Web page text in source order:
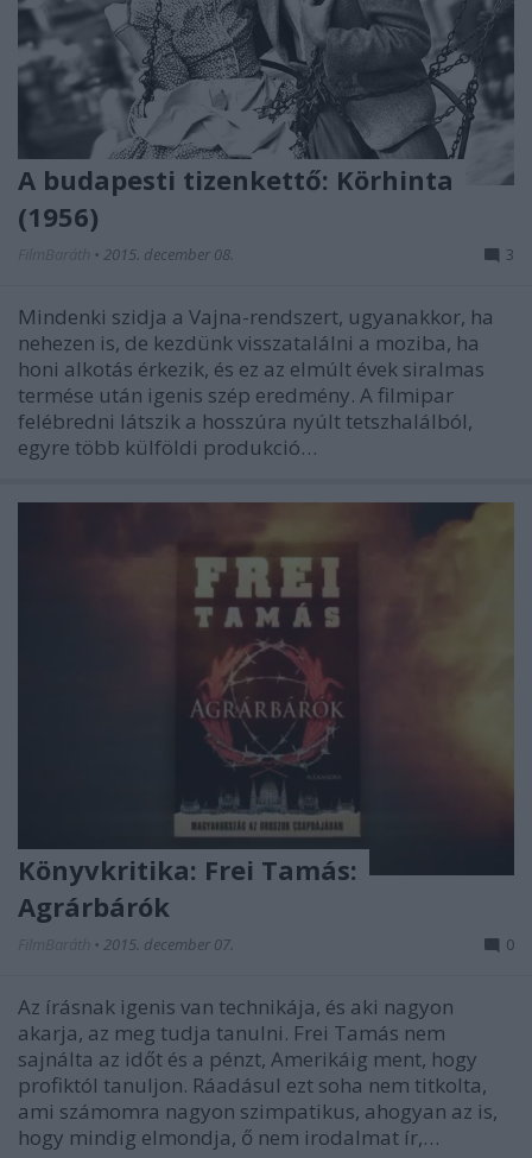
A budapesti tizenkettő: Körhinta
(1956)
• 2015. december 08. 3
Mindenki szidja a Vajna-rendszert, ugyanakkor, ha
nehezen is, de kezdünk visszatalálni a moziba, ha
honi alkotás érkezik, és ez az elmúlt évek siralmas
termése után igenis szép eredmény. A filmipar
felébredni látszik a hosszúra nyúlt tetszhalálból,
egyre több külföldi produkció…
Könyvkritika: Frei Tamás:
Agrárbárók
• 2015. december 07. 0
Az írásnak igenis van technikája, és aki nagyon
akarja, az meg tudja tanulni. Frei Tamás nem
sajnálta az időt és a pénzt, Amerikáig ment, hogy
profiktól tanuljon. Ráadásul ezt soha nem titkolta,
ami számomra nagyon szimpatikus, ahogyan az is,
hogy mindig elmondja, ő nem irodalmat ír,…